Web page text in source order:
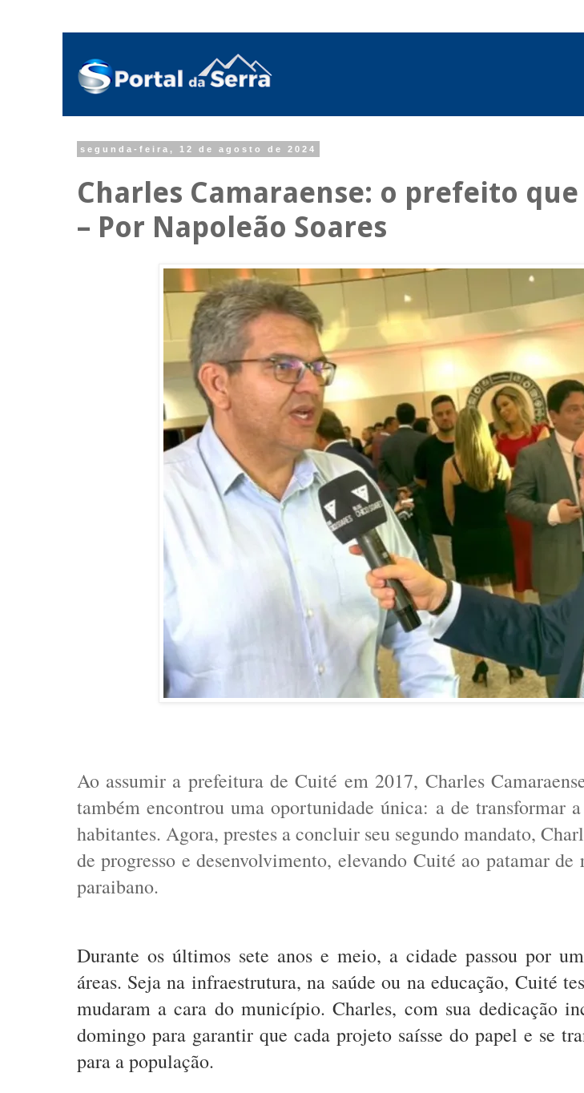
segunda-feira, 12 de agosto de 2024
Charles Camaraense: o prefeito
– Por Napoleão Soares
Ao assumir a prefeitura de Cuité em 2017, Charles
também encontrou uma oportunidade única: a de transformar
habitantes. Agora, prestes a concluir seu segundo mandato,
de progresso e desenvolvimento, elevando Cuité ao patamar
paraibano.
Durante os últimos sete anos e meio, a cidade passou por
áreas. Seja na infraestrutura, na saúde ou na educação, Cuité
mudaram a cara do município. Charles, com sua dedicação
domingo para garantir que cada projeto saísse do papel e se
para a população.